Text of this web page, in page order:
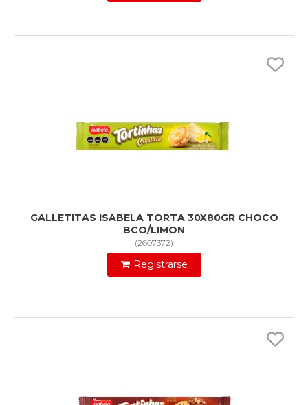
GALLETITAS ISABELA TORTA 30X80GR CHOCO
BCO/LIMON
(2607372)
Registrarse